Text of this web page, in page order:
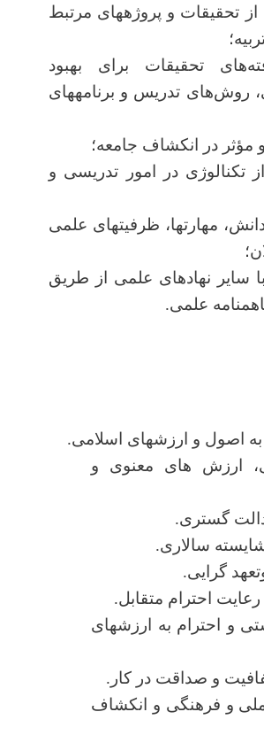
از تحقیقات و پروژه­های مرتبط
تحقیقات برای بهبود
روش‌های تدریس و برنامه­های
در انکشاف جامعه؛
تکنالوژی در امور تدریسی و
مهارت­ها، ظرفیت­های علمی
سایر نهادهای علمی از طریق
علمی.
به اصول و ارزش­های اسلامی.
ارزش­ های معنوی و
گستری.
سالاری.
گرایی.
احترام متقابل.
و احترام به ارزش­های
و صداقت در کار.
و فرهنگی و انکشاف